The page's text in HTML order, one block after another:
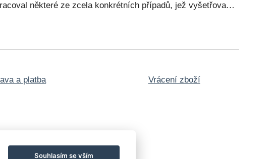
některé ze zcela konkrétních případů, jež vyšetřova…
a platba Vrácení zboží
Souhlasím se vším